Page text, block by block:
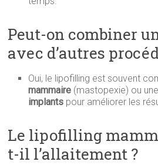
Peut-on combiner
avec d’autres
Oui, le lipofilling est souvent
mammaire (mastopexie) ou
implants pour améliorer les
Le lipofilling
t-il l’allaitement ?